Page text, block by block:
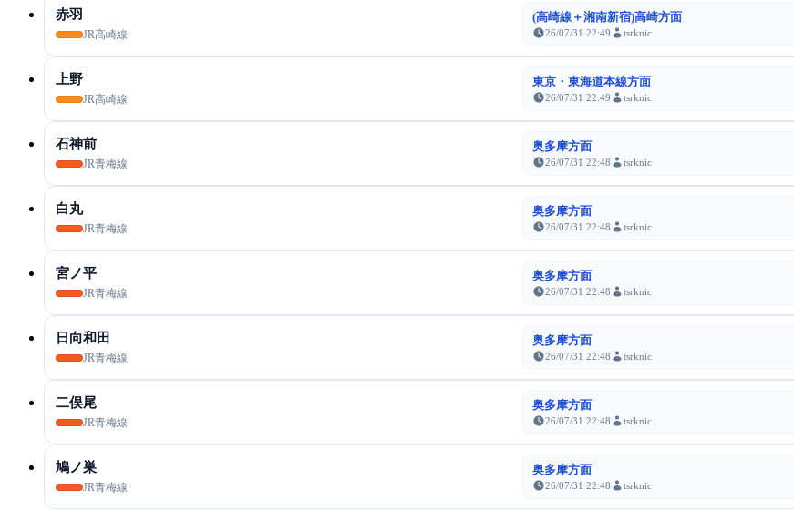
赤羽
JR高崎線
(高崎線＋湘南新宿)高崎方面
26/07/31 22:49 tsrknic
上野
JR高崎線
東京・東海道本線方面
26/07/31 22:49 tsrknic
石神前
JR青梅線
奥多摩方面
26/07/31 22:48 tsrknic
白丸
JR青梅線
奥多摩方面
26/07/31 22:48 tsrknic
宮ノ平
JR青梅線
奥多摩方面
26/07/31 22:48 tsrknic
日向和田
JR青梅線
奥多摩方面
26/07/31 22:48 tsrknic
二俣尾
JR青梅線
奥多摩方面
26/07/31 22:48 tsrknic
鳩ノ巣
JR青梅線
奥多摩方面
26/07/31 22:48 tsrknic